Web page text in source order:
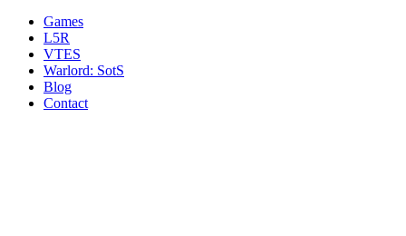
Games
L5R
VTES
Warlord: SotS
Blog
Contact